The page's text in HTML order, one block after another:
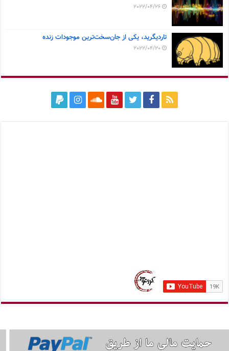
2022/04/26
تاردیگرید، یکی از جان‌سخت‌ترین موجودات زنده
2022/04/20